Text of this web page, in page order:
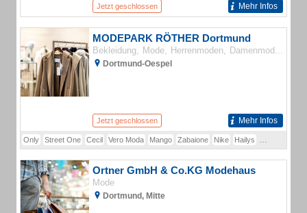
Jetzt geschlossen Mehr Infos
MODEPARK RÖTHER Dortmund
Bekleidung Mode Herrenmoden Damenmoden
Dortmund-Oespel
Jetzt geschlossen Mehr Infos
Only Street One Cecil Vero Moda Mango Zabaione Nike Hailys
Ortner GmbH & Co.KG Modehaus
Mode
Dortmund, Mitte